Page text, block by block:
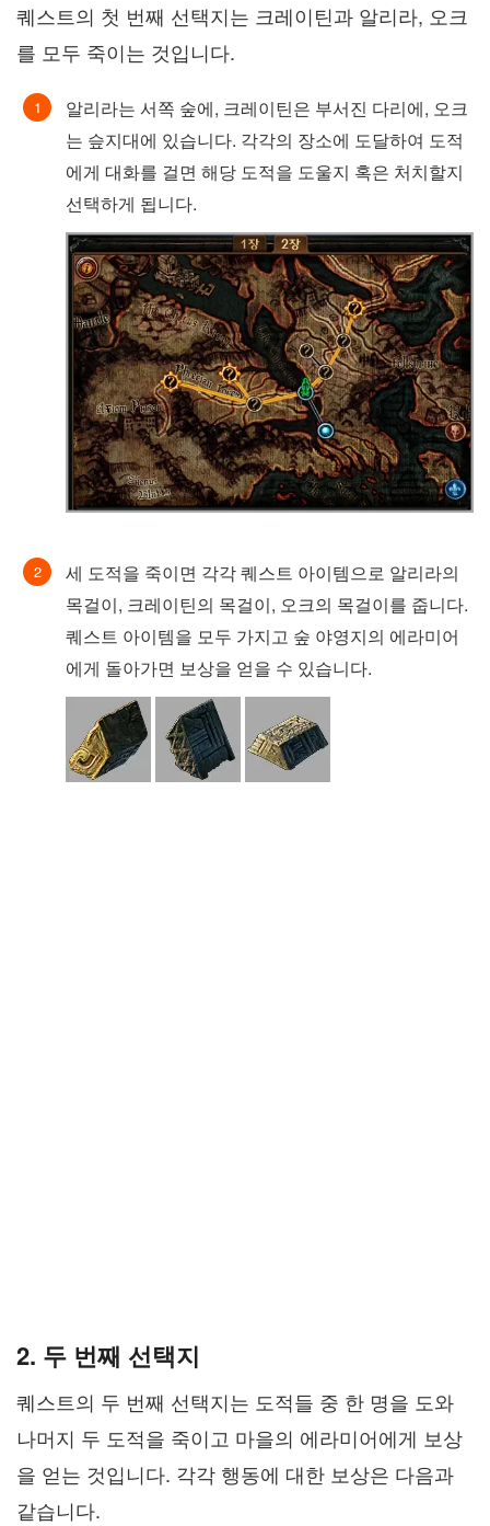
퀘스트의 첫 번째 선택지는 크레이틴과 알리라, 오크
를 모두 죽이는 것입니다.
알리라는 서쪽 숲에, 크레이틴은 부서진 다리에, 오크
는 슾지대에 있습니다. 각각의 장소에 도달하여 도적
에게 대화를 걸면 해당 도적을 도울지 혹은 처치할지
선택하게 됩니다.
세 도적을 죽이면 각각 퀘스트 아이템으로 알리라의
목걸이, 크레이틴의 목걸이, 오크의 목걸이를 줍니다.
퀘스트 아이템을 모두 가지고 숲 야영지의 에라미어
에게 돌아가면 보상을 얻을 수 있습니다.
2. 두 번째 선택지
퀘스트의 두 번째 선택지는 도적들 중 한 명을 도와
나머지 두 도적을 죽이고 마을의 에라미어에게 보상
을 얻는 것입니다. 각각 행동에 대한 보상은 다음과
같습니다.